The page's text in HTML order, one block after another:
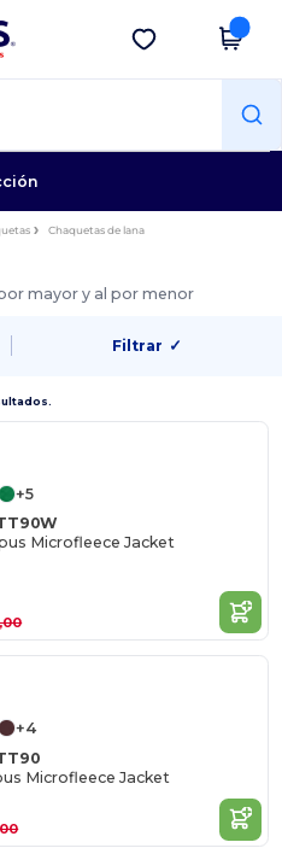
Descargar app
Chaquetas de lana
mayor y al por menor
Filtrar ✓
+5
Microfleece Jacket
+4
Microfleece Jacket